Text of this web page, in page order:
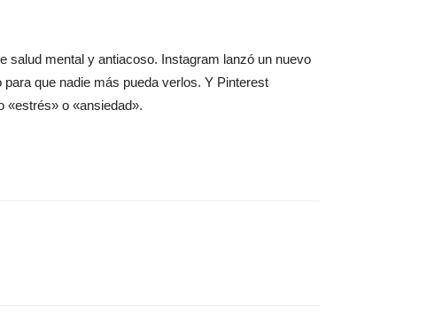
salud mental y antiacoso. Instagram lanzó un nuevo
que nadie más pueda verlos. Y Pinterest
«estrés» o «ansiedad».